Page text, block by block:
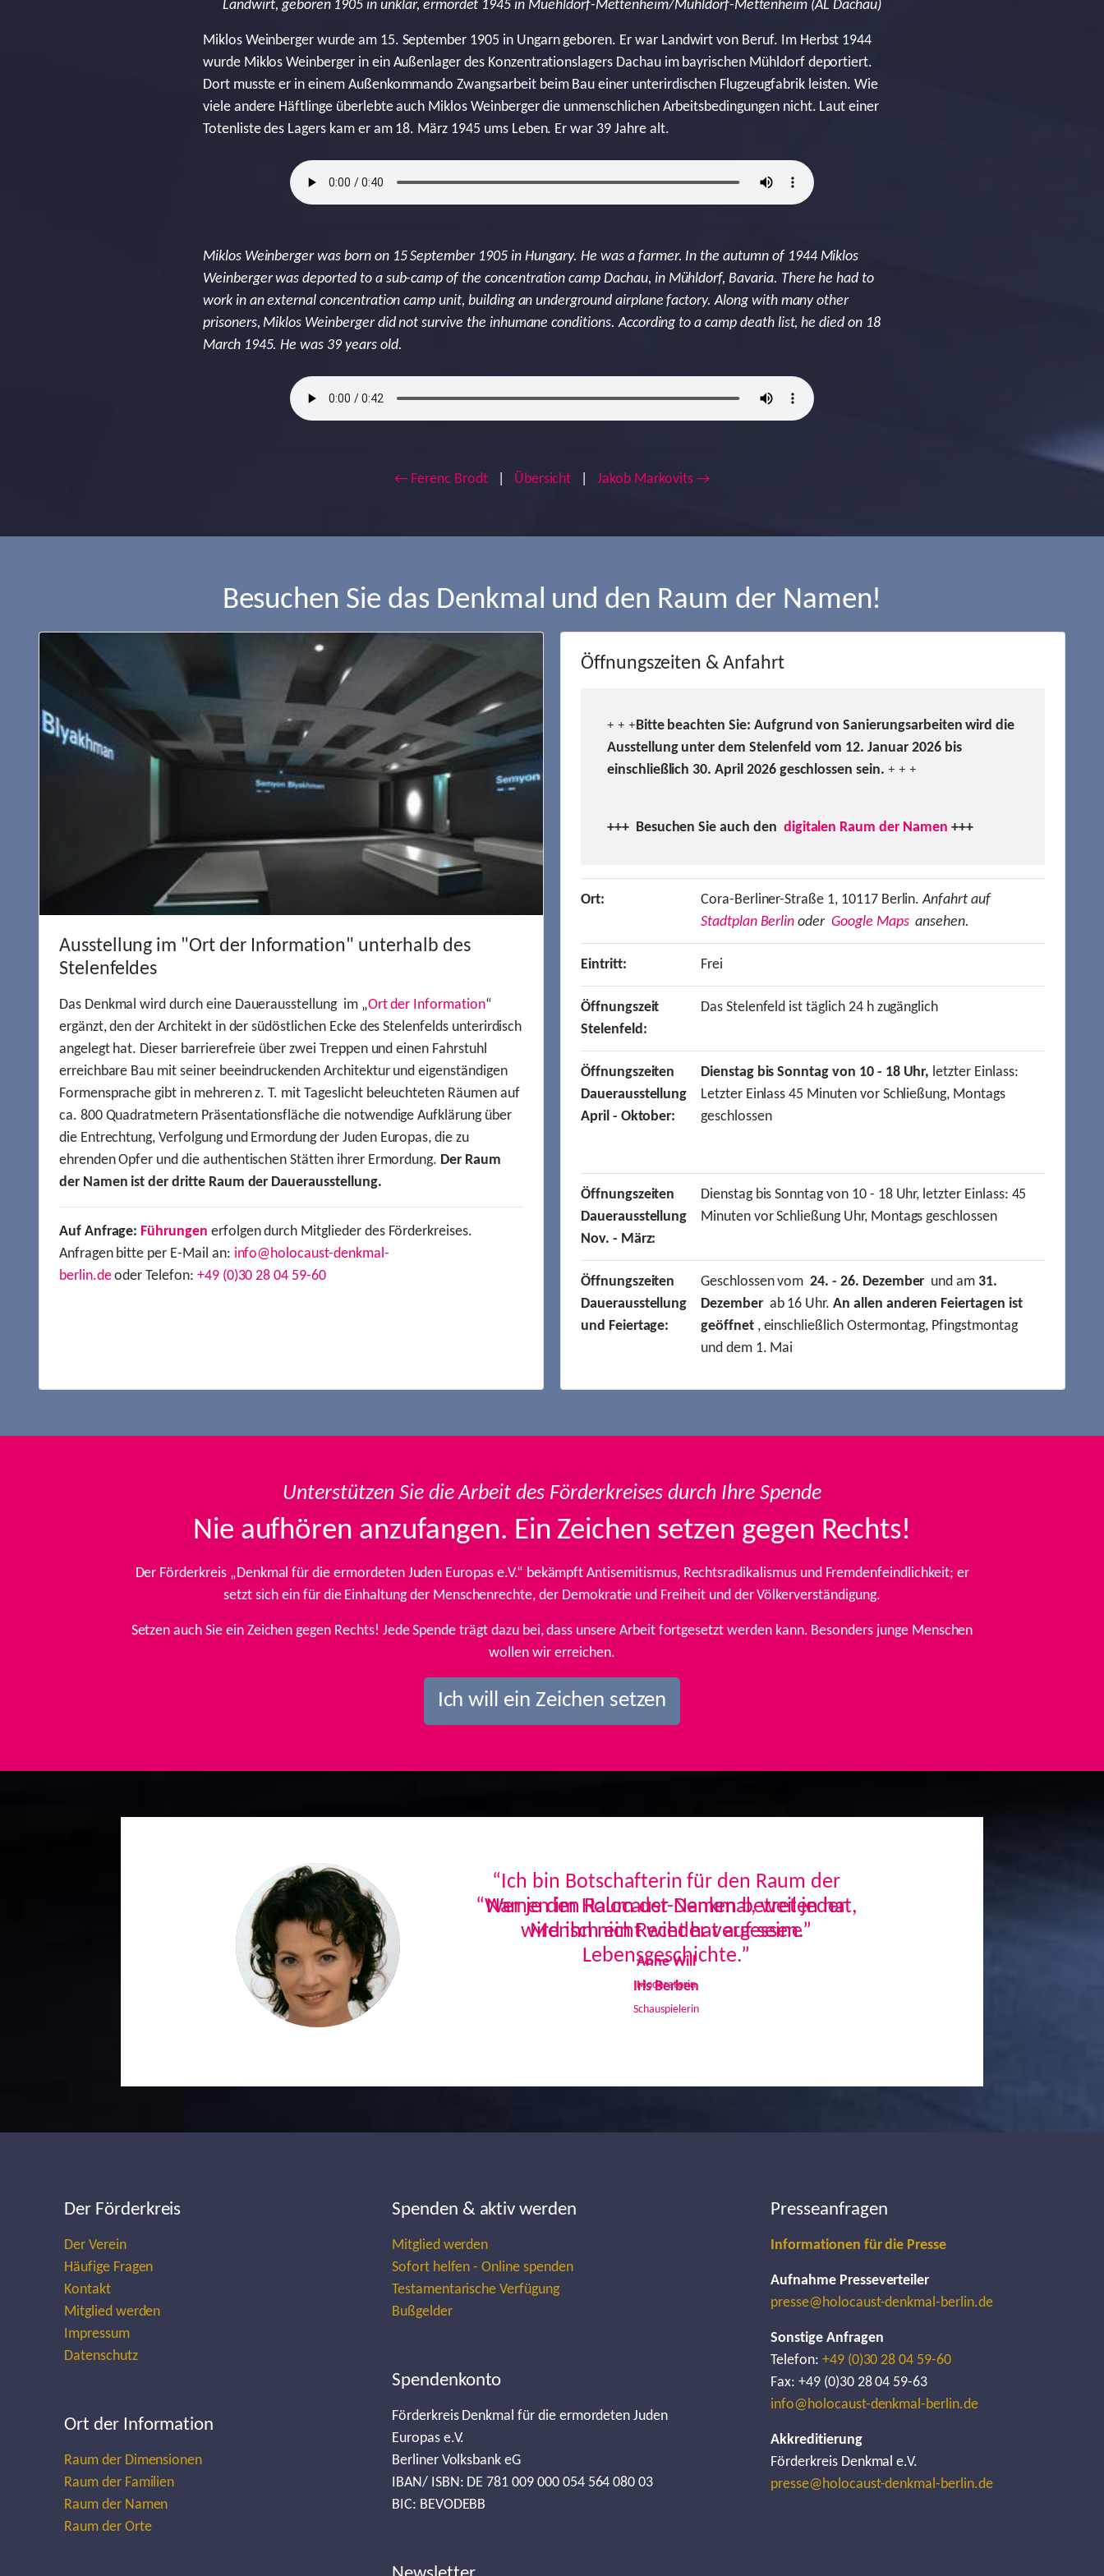
Landwirt, geboren 1905 in unklar, ermordet 1945 in Muehldorf-Mettenheim/Mühldorf-Mettenheim (AL Dachau)
Miklos Weinberger wurde am 15. September 1905 in Ungarn geboren. Er war Landwirt von Beruf. Im Herbst 1944
wurde Miklos Weinberger in ein Außenlager des Konzentrationslagers Dachau im bayrischen Mühldorf deportiert.
Dort musste er in einem Außenkommando Zwangsarbeit beim Bau einer unterirdischen Flugzeugfabrik leisten. Wie
viele andere Häftlinge überlebte auch Miklos Weinberger die unmenschlichen Arbeitsbedingungen nicht. Laut einer
Totenliste des Lagers kam er am 18. März 1945 ums Leben. Er war 39 Jahre alt.
Miklos Weinberger was born on 15 September 1905 in Hungary. He was a farmer. In the autumn of 1944 Miklos
Weinberger was deported to a sub-camp of the concentration camp Dachau, in Mühldorf, Bavaria. There he had to
work in an external concentration camp unit, building an underground airplane factory. Along with many other
prisoners, Miklos Weinberger did not survive the inhumane conditions. According to a camp death list, he died on 18
March 1945. He was 39 years old.
← Ferenc Brodt Übersicht Jakob Markovits →
Besuchen Sie das Denkmal und den Raum der Namen!
Ausstellung im "Ort der Information" unterhalb des
Stelenfeldes
Das Denkmal wird durch eine Dauerausstellung im „Ort der Information“
ergänzt, den der Architekt in der südöstlichen Ecke des Stelenfelds unterirdisch
angelegt hat. Dieser barrierefreie über zwei Treppen und einen Fahrstuhl
erreichbare Bau mit seiner beeindruckenden Architektur und eigenständigen
Formensprache gibt in mehreren z. T. mit Tageslicht beleuchteten Räumen auf
ca. 800 Quadratmetern Präsentationsfläche die notwendige Aufklärung über
die Entrechtung, Verfolgung und Ermordung der Juden Europas, die zu
ehrenden Opfer und die authentischen Stätten ihrer Ermordung. Der Raum
der Namen ist der dritte Raum der Dauerausstellung.
Auf Anfrage: Führungen erfolgen durch Mitglieder des Förderkreises.
Anfragen bitte per E-Mail an: info@holocaust-denkmal-
berlin.deoder Telefon: +49 (0)30 28 04 59-60
Öffnungszeiten & Anfahrt
+ + +Bitte beachten Sie: Aufgrund von Sanierungsarbeiten wird die
Ausstellung unter dem Stelenfeld vom 12. Januar 2026 bis
einschließlich 30. April 2026 geschlossen sein. + + +
+++ Besuchen Sie auch den digitalen Raum der Namen +++
Ort: Cora-Berliner-Straße 1, 10117 Berlin.Anfahrt auf
Stadtplan Berlin oder Google Mapsansehen.
Eintritt: Frei
Öffnungszeit
Stelenfeld:
Das Stelenfeld ist täglich 24 h zugänglich
Öffnungszeiten
Dauerausstellung
April - Oktober:
Dienstag bis Sonntag von 10 - 18 Uhr, letzter Einlass:
Letzter Einlass 45 Minuten vor Schließung, Montags
geschlossen
Öffnungszeiten
Dauerausstellung
Nov. - März:
Dienstag bis Sonntag von 10 - 18 Uhr, letzter Einlass: 45
Minuten vor Schließung Uhr, Montags geschlossen
Öffnungszeiten
Dauerausstellung
und Feiertage:
Geschlossen vom24. - 26. Dezember und am31.
Dezemberab 16 Uhr.An allen anderen Feiertagen ist
geöffnet, einschließlich Ostermontag, Pfingstmontag
und dem 1. Mai
Unterstützen Sie die Arbeit des Förderkreises durch Ihre Spende
Nie aufhören anzufangen. Ein Zeichen setzen gegen Rechts!
Der Förderkreis „Denkmal für die ermordeten Juden Europas e.V.“ bekämpft Antisemitismus, Rechtsradikalismus und Fremdenfeindlichkeit; er
setzt sich ein für die Einhaltung der Menschenrechte, der Demokratie und Freiheit und der Völkerverständigung.
Setzen auch Sie ein Zeichen gegen Rechts! Jede Spende trägt dazu bei, dass unsere Arbeit fortgesetzt werden kann. Besonders junge Menschen
wollen wir erreichen.
Ich will ein Zeichen setzen
“Ich bin Botschafterin für den Raum der
Namen im Holocaust-Denkmal, weil jeder
Mensch ein Recht hat auf seine
Lebensgeschichte.”
Iris Berben
Schauspielerin
Previous
Der Förderkreis
Der Verein
Häufige Fragen
Kontakt
Mitglied werden
Impressum
Datenschutz
Ort der Information
Raum der Dimensionen
Raum der Familien
Raum der Namen
Raum der Orte
Spenden & aktiv werden
Mitglied werden
Sofort helfen - Online spenden
Testamentarische Verfügung
Bußgelder
Spendenkonto
Förderkreis Denkmal für die ermordeten Juden
Europas e.V.
Berliner Volksbank eG
IBAN/ ISBN: DE 781 009 000 054 564 080 03
BIC: BEVODEBB
Presseanfragen
Informationen für die Presse
Aufnahme Presseverteiler
presse@holocaust-denkmal-berlin.de
Sonstige Anfragen
Telefon: +49 (0)30 28 04 59-60
Fax: +49 (0)30 28 04 59-63
info@holocaust-denkmal-berlin.de
Akkreditierung
Förderkreis Denkmal e.V.
presse@holocaust-denkmal-berlin.de